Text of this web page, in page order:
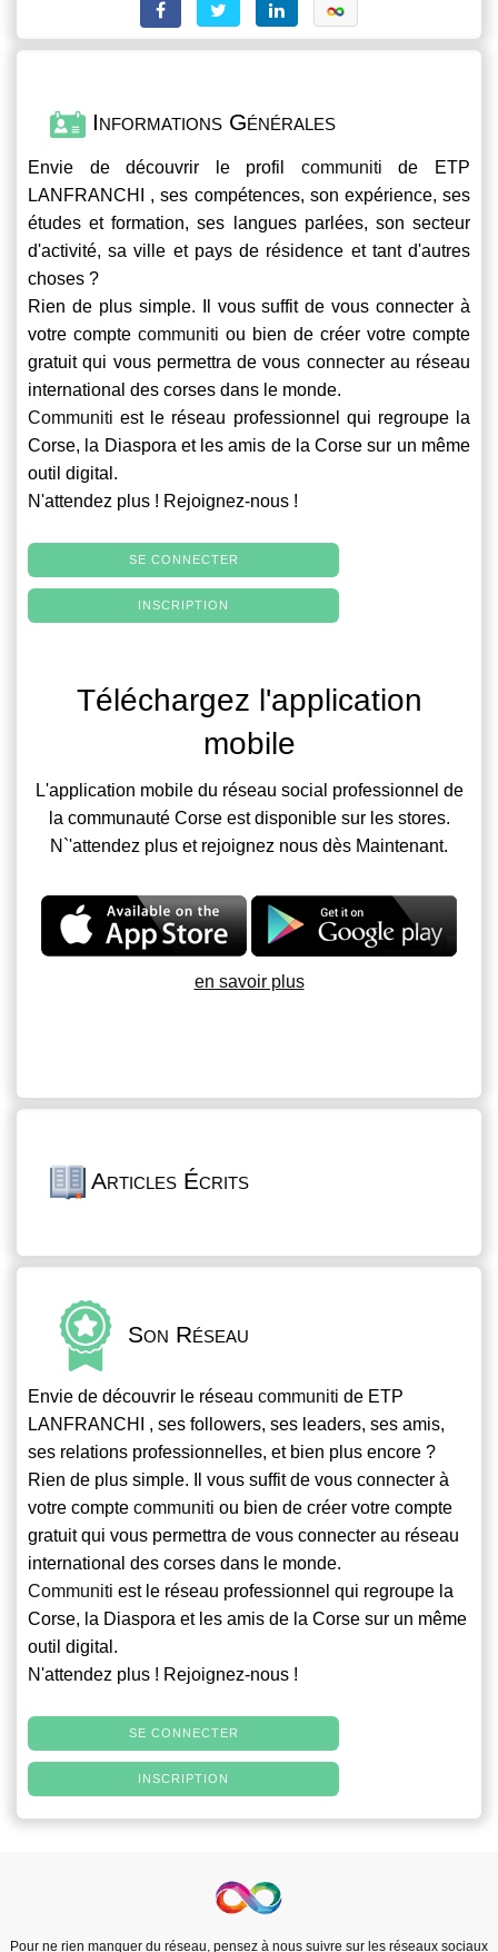
Informations Générales
Envie de découvrir le profil communiti de ETP
LANFRANCHI , ses compétences, son expérience, ses
études et formation, ses langues parlées, son secteur
d'activité, sa ville et pays de résidence et tant d'autres
choses ?
Rien de plus simple. Il vous suffit de vous connecter à
votre compte communiti ou bien de créer votre compte
gratuit qui vous permettra de vous connecter au réseau
international des corses dans le monde.
Communiti est le réseau professionnel qui regroupe la
Corse, la Diaspora et les amis de la Corse sur un même
outil digital.
N'attendez plus ! Rejoignez-nous !
SE CONNECTER
INSCRIPTION
Téléchargez l'application
mobile
L'application mobile du réseau social professionnel de
la communauté Corse est disponible sur les stores.
N`'attendez plus et rejoignez nous dès Maintenant.
en savoir plus
Articles Écrits
Son Réseau
Envie de découvrir le réseau communiti de ETP
LANFRANCHI , ses followers, ses leaders, ses amis,
ses relations professionnelles, et bien plus encore ?
Rien de plus simple. Il vous suffit de vous connecter à
votre compte communiti ou bien de créer votre compte
gratuit qui vous permettra de vous connecter au réseau
international des corses dans le monde.
Communiti est le réseau professionnel qui regroupe la
Corse, la Diaspora et les amis de la Corse sur un même
outil digital.
N'attendez plus ! Rejoignez-nous !
SE CONNECTER
INSCRIPTION
Pour ne rien manquer du réseau, pensez à nous suivre sur les réseaux sociaux